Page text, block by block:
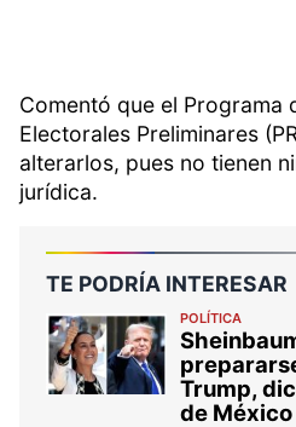
Comentó que el Programa
Electorales Preliminares
alterarlos, pues no tienen
jurídica.
TE PODRÍA INTERESAR
POLÍTICA
Trump,
de México